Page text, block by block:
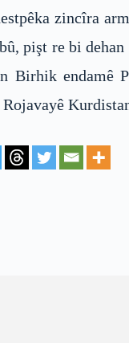
zincîra
pişt re bi
Birhik endamê